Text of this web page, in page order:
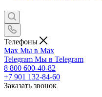
Телефоны
Max Мы в Max
Telegram Мы в Telegram
8 800 600-40-82
+7 901 132-84-60
Заказать звонок